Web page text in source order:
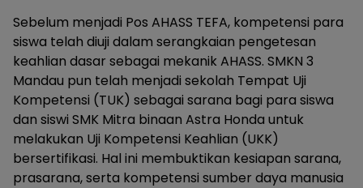
Sebelum menjadi Pos AHASS TEFA, kompetensi para
siswa telah diuji dalam serangkaian pengetesan
keahlian dasar sebagai mekanik AHASS. SMKN 3
Mandau pun telah menjadi sekolah Tempat Uji
Kompetensi (TUK) sebagai sarana bagi para siswa
dan siswi SMK Mitra binaan Astra Honda untuk
melakukan Uji Kompetensi Keahlian (UKK)
bersertifikasi. Hal ini membuktikan kesiapan sarana,
prasarana, serta kompetensi sumber daya manusia